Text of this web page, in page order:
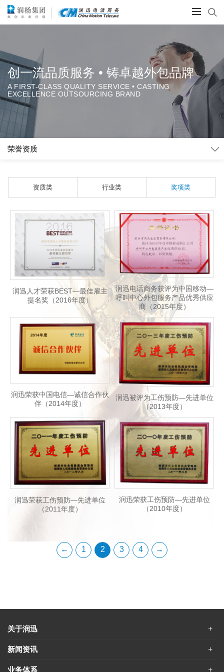
创一流品质服务 • 铸卓越外包品牌
A FIRST-CLASS QUALITY SERVICE • CASTING
EXCELLENCE OUTSOURCING BRAND
荣誉资质
资质类 行业类 奖项类
润迅人才荣获BEST—最佳雇主
提名奖（2016年度）
润迅电话商务获评为中国移动—
呼叫中心外包服务产品优秀供应
商（2015年度）
润迅荣获中国电信—诚信合作伙
伴（2014年度）
润迅被评为工伤预防—先进单位
（2013年度）
润迅荣获工伤预防—先进单位
（2011年度）
润迅荣获工伤预防—先进单位
（2010年度）
← 1 2 3 4 →
关于润迅
新闻资讯
业务体系